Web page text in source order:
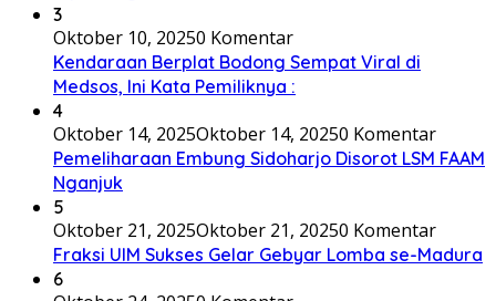
3
Oktober 10, 20250 Komentar
Kendaraan Berplat Bodong Sempat Viral di
Medsos, Ini Kata Pemiliknya :
4
Oktober 14, 2025Oktober 14, 20250 Komentar
Pemeliharaan Embung Sidoharjo Disorot LSM FAAM
Nganjuk
5
Oktober 21, 2025Oktober 21, 20250 Komentar
Fraksi UIM Sukses Gelar Gebyar Lomba se-Madura
6